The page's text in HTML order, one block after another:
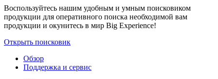
Воспользуйтесь нашим удобным и умным поисковиком
продукции для оперативного поиска необходимой вам
продукции и окунитесь в мир Big Experience!
Открыть поисковик
Обзор
Поддержка и сервис